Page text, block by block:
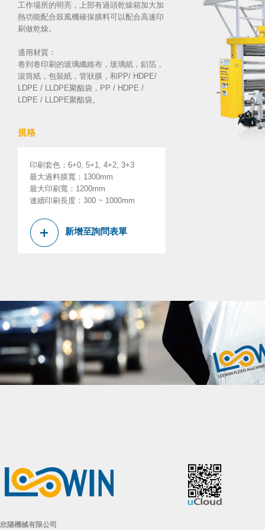
工作場所的明亮，上部有過頭乾燥箱加大加
熱功能配合鼓風機確保膜料可以配合高速印
刷做乾燥。
適用材質：
卷到卷印刷的玻璃纖維布，玻璃紙，鋁箔，
滾筒紙，包裝紙，管狀膜，和PP/ HDPE/
LDPE / LLDPE聚酯袋，PP / HDPE /
LDPE / LLDPE聚酯袋。
規格
印刷套色 ： 6+0, 5+1, 4+2, 3+3
最大過料膜寬 ： 1300mm
最大印刷寬 ： 1200mm
連續印刷長度 ： 300 ~ 1000mm
新增至詢問表單
欣陽機械有限公司